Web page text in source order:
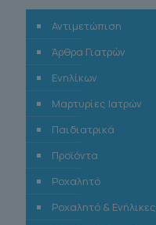
Αντιμετώπιση
Άρθρα Γιατρών
Ενηλίκων
Μαρτυρίες Ιατρών
Παιδιατρικά
Προϊόντα
Ροχαλητό
Ροχαλητό & Ενήλικες